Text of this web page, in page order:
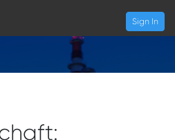
Sign In